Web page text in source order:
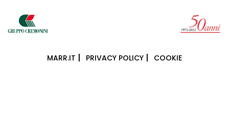
MARR.IT PRIVACY POLICY COOKIE